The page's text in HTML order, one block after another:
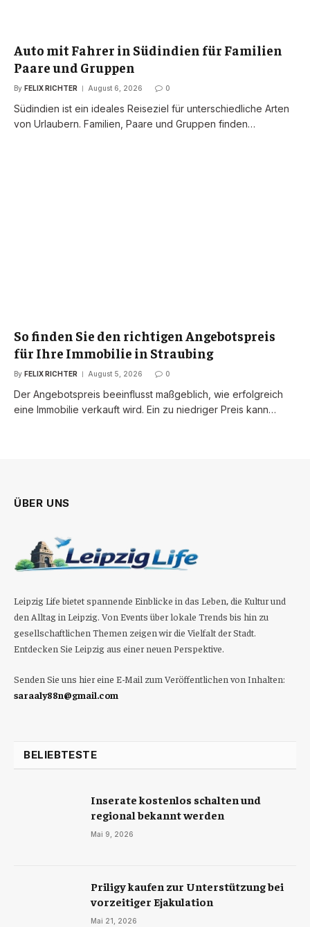
Auto mit Fahrer in Südindien für Familien
Paare und Gruppen
By FELIX RICHTER August 6, 2026 0
Südindien ist ein ideales Reiseziel für unterschiedliche Arten
von Urlaubern. Familien, Paare und Gruppen finden…
So finden Sie den richtigen Angebotspreis
für Ihre Immobilie in Straubing
By FELIX RICHTER August 5, 2026 0
Der Angebotspreis beeinflusst maßgeblich, wie erfolgreich
eine Immobilie verkauft wird. Ein zu niedriger Preis kann…
ÜBER UNS
Leipzig Life bietet spannende Einblicke in das Leben, die Kultur und
den Alltag in Leipzig. Von Events über lokale Trends bis hin zu
gesellschaftlichen Themen zeigen wir die Vielfalt der Stadt.
Entdecken Sie Leipzig aus einer neuen Perspektive.
Senden Sie uns hier eine E-Mail zum Veröffentlichen von Inhalten:
saraaly88n@gmail.com
BELIEBTESTE
Inserate kostenlos schalten und
regional bekannt werden
Mai 9, 2026
Priligy kaufen zur Unterstützung bei
vorzeitiger Ejakulation
Mai 21, 2026